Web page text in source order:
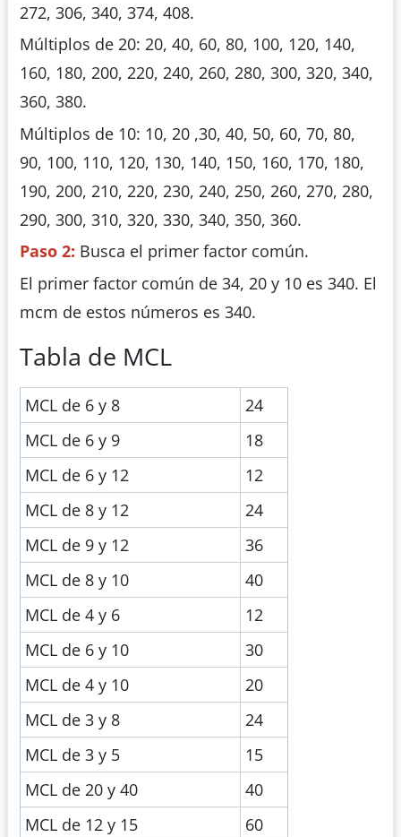
272, 306, 340, 374, 408.
Múltiplos de 20: 20, 40, 60, 80, 100, 120, 140,
160, 180, 200, 220, 240, 260, 280, 300, 320, 340,
360, 380.
Múltiplos de 10: 10, 20 ,30, 40, 50, 60, 70, 80,
90, 100, 110, 120, 130, 140, 150, 160, 170, 180,
190, 200, 210, 220, 230, 240, 250, 260, 270, 280,
290, 300, 310, 320, 330, 340, 350, 360.
Paso 2: Busca el primer factor común.
El primer factor común de 34, 20 y 10 es 340. El
mcm de estos números es 340.
Tabla de MCL
MCL de 6 y 8
24
MCL de 6 y 9
18
MCL de 6 y 12
12
MCL de 8 y 12
24
MCL de 9 y 12
36
MCL de 8 y 10
40
MCL de 4 y 6
12
MCL de 6 y 10
30
MCL de 4 y 10
20
MCL de 3 y 8
24
MCL de 3 y 5
15
MCL de 20 y 40
40
MCL de 12 y 15
60